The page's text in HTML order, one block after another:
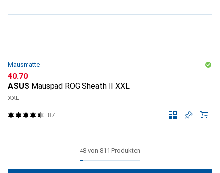
Mausmatte
CHF
40.70
ASUS Mauspad ROG Sheath II XXL
XXL
87
48 von 811 Produkten